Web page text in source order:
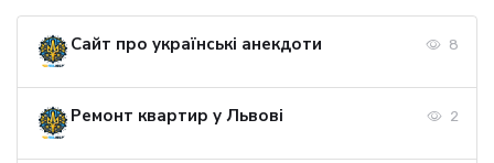
Сайт про українські анекдоти 8
Ремонт квартир у Львові 2